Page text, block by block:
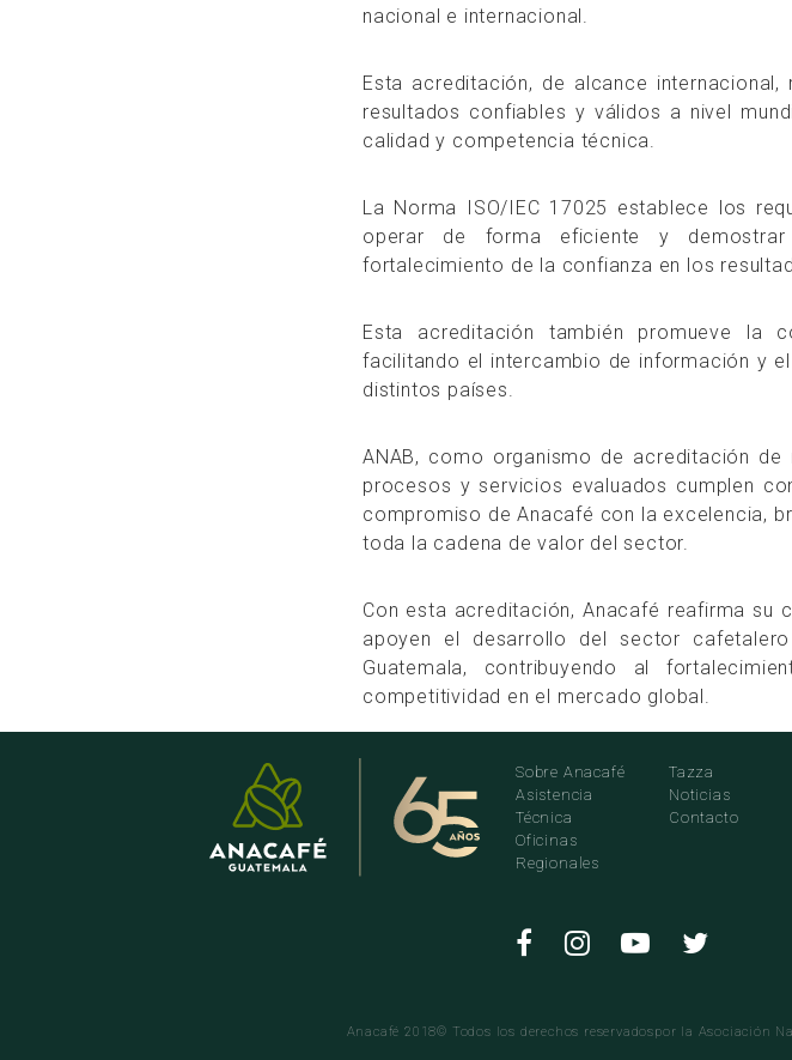
nacional e internacional.
Esta acreditación, de alcance
resultados confiables y válidos a nivel
calidad y competencia técnica.
La Norma ISO/IEC 17025 establece los
operar de forma eficiente y
fortalecimiento de la confianza en los
Esta acreditación también promueve la
facilitando el intercambio de información y
distintos países.
ANAB, como organismo de acreditación
procesos y servicios evaluados cumplen
compromiso de Anacafé con la excelencia,
toda la cadena de valor del sector.
Con esta acreditación, Anacafé reafirma
apoyen el desarrollo del sector
Guatemala, contribuyendo al
competitividad en el mercado global.
Sobre Anacafé
Asistencia
Técnica
Oficinas
Regionales
Tazza
Noticias
Contacto
Anacafé 2018© Todos los derechos reservadospor la Asociación